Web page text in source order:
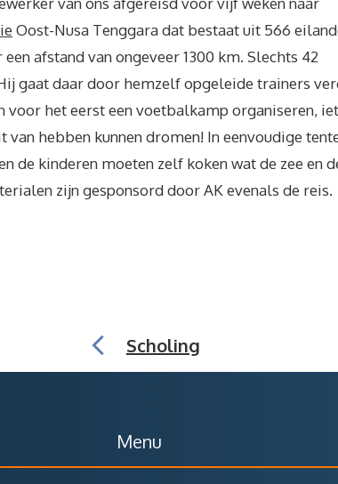
Oost-Nusa Tenggara dat bestaat uit 566
afstand van ongeveer 1300 km. Slechts 42
gaat daar door hemzelf opgeleide trainers
voor het eerst een voetbalkamp organiseren,
van hebben kunnen dromen! In eenvoudige
de kinderen moeten zelf koken wat de zee en
zijn gesponsord door AK evenals de reis.
Scholing
Menu